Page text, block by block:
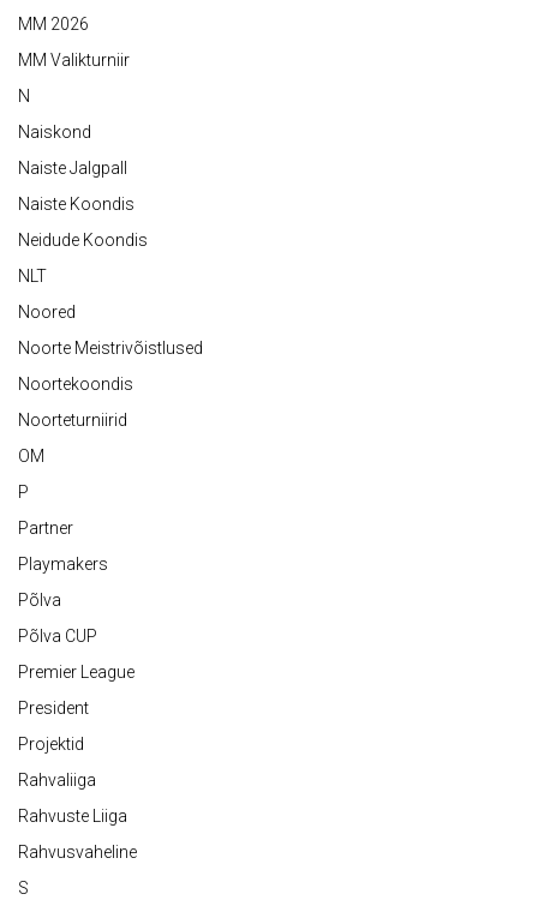
MM 2026
MM Valikturniir
N
Naiskond
Naiste Jalgpall
Naiste Koondis
Neidude Koondis
NLT
Noored
Noorte Meistrivõistlused
Noortekoondis
Noorteturniirid
OM
P
Partner
Playmakers
Põlva
Põlva CUP
Premier League
President
Projektid
Rahvaliiga
Rahvuste Liiga
Rahvusvaheline
S